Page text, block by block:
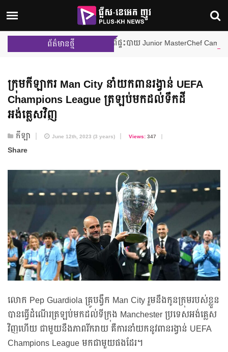
ព័ត៌មានថ្មី
បស់ Little Chef ចំនួន ២ រូប ពីផ្ទះបាយ Junior MasterChef Cambodia
ក្រុមកីឡាករ Man City នាំយកពានរង្វាន់ UEFA
Champions League ត្រឡប់មកដល់ទឹកដី
អង់គ្លេសវិញ
កីឡា June 12th, 2023 (3 years) Views:347
Share
លោក Pep Guardiola គ្រូបង្វឹក Man City រួមនឹងកូនក្រុមរបស់ខ្លួន
បានធ្វើដំណើរត្រឡប់មកដល់ទីក្រុង Manchester ប្រទេសអង់គ្លេស
វិញហើយ ជាមួយនឹងភាពរីករាយ គឺការនាំយកនូវពានរង្វាន់ UEFA
Champions League មកជាមួយផងដែរ។